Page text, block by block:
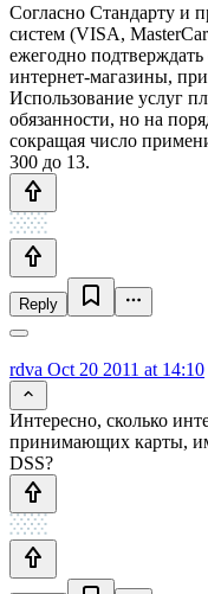
Согласно Стандарту и
систем (VISA,
ежегодно
интернет-магазины,
Использование услуг
обязанности, но на
сокращая число
300 до 13.
Reply
rdva Oct 20 2011 at 14:10
Интересно, сколько
принимающих карты,
DSS?